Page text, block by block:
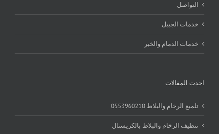
التواصل
خدمات الجبيل
خدمات الدمام والخبر
احدث المقالات
تلميع الرخام والبلاط 0553960210
تنظيف الرخام والبلاط بالكريستال